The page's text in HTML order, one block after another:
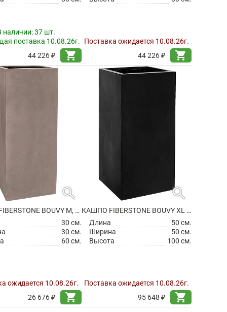
наличии:37 шт.
поставка 10.08.26г.
44 226 ₽
shopping_cart
Поставка ожидается 10.08.26г.
44 226 ₽
shopping_cart
search
КАШПО FIBERSTONE BOUVY M, TAUPE
30 см.
30 см.
60 см.
ожидается 10.08.26г.
26 676 ₽
shopping_cart
search
КАШПО FIBERSTONE BOUVY XL BLACK
Длина
50 см.
Ширина
50 см.
Высота
100 см.
Поставка ожидается 10.08.26г.
95 648 ₽
shopping_cart